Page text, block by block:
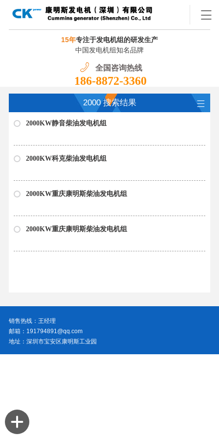
15年专注于发电机组的研发生产
中国发电机组知名品牌
全国咨询热线
186-8872-3360
2000 搜索结果
2000KW静音柴油发电机组
2000KW科克柴油发电机组
2000KW重庆康明斯柴油发电机组
2000KW重庆康明斯柴油发电机组
销售热线：王经理
邮箱：191794891@qq.com
地址：深圳市宝安区康明斯工业园